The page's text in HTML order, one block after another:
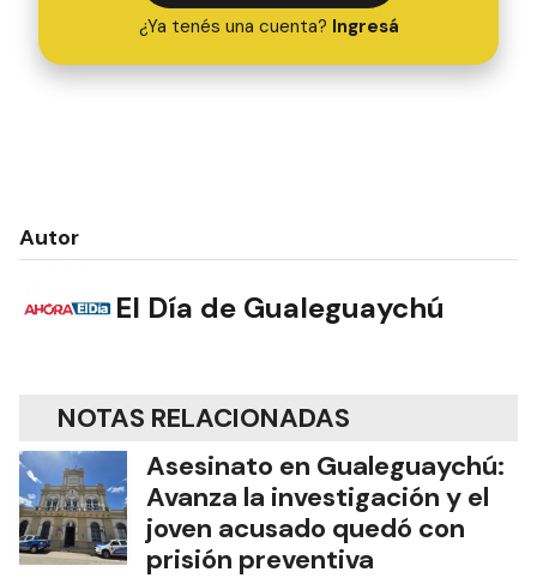
¿Ya tenés una cuenta? Ingresá
Autor
El Día de Gualeguaychú
NOTAS RELACIONADAS
Asesinato en Gualeguaychú:
Avanza la investigación y el
joven acusado quedó con
prisión preventiva